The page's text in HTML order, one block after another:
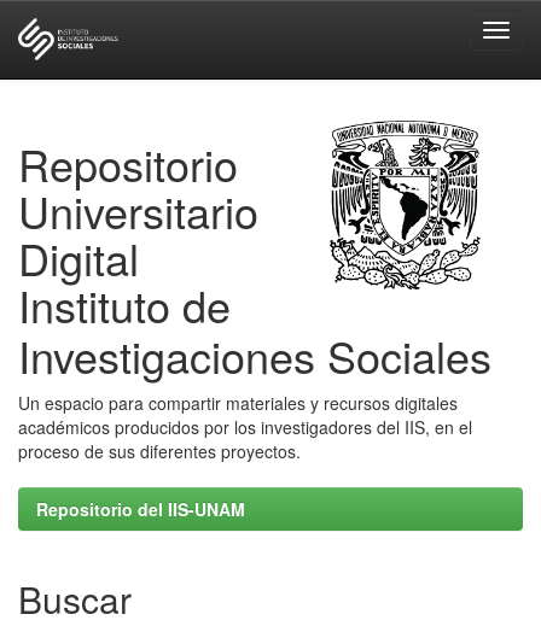
Repositorio
Universitario
Digital
Instituto de
Investigaciones Sociales
Un espacio para compartir materiales y recursos digitales
académicos producidos por los investigadores del IIS, en el
proceso de sus diferentes proyectos.
Repositorio del IIS-UNAM
Buscar